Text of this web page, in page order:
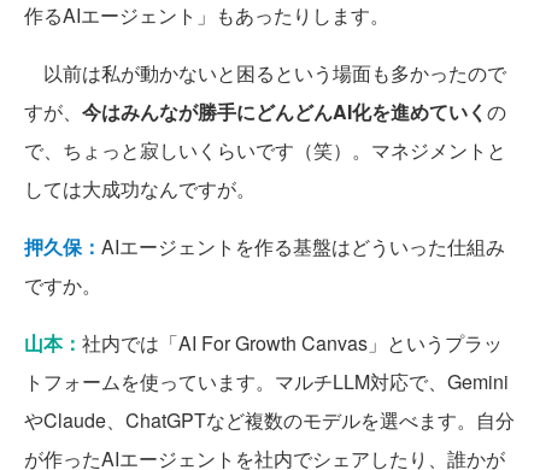
作るAIエージェント」もあったりします。
以前は私が動かないと困るという場面も多かったので
すが、 今はみんなが勝手にどんどんAI化を進めていく の
で、ちょっと寂しいくらいです（笑）。マネジメントと
しては大成功なんですが。
押久保： AIエージェントを作る基盤はどういった仕組み
ですか。
山本： 社内では「AI For Growth Canvas」というプラッ
トフォームを使っています。マルチLLM対応で、Gemini
やClaude、ChatGPTなど複数のモデルを選べます。自分
が作ったAIエージェントを社内でシェアしたり、誰かが